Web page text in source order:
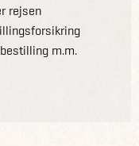
rejsen
m.m.